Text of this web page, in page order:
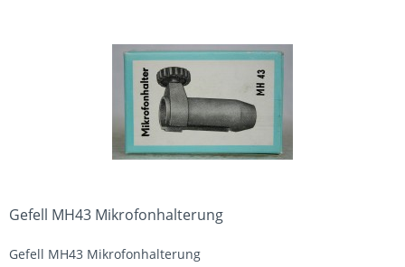
Gefell MH43 Mikrofonhalterung
Gefell MH43 Mikrofonhalterung